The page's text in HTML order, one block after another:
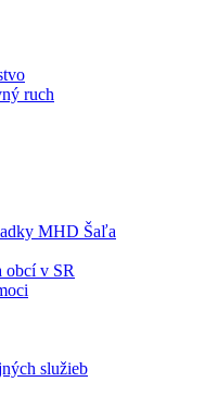
ruch
MHD Šaľa
obcí v SR
služieb